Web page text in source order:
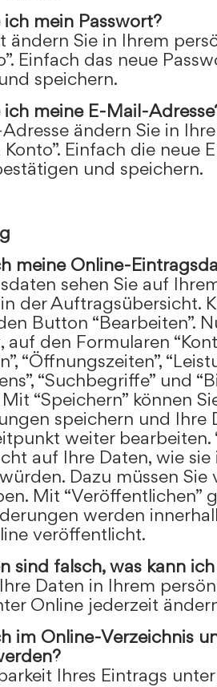
mein Passwort?
ändern Sie in Ihrem
Einfach das neue
speichern.
meine E-Mail-
ändern Sie in
Konto”. Einfach die neue
und speichern.
meine Online-
sehen Sie auf
der Auftragsübersicht.
Button “Bearbeiten”.
auf den Formularen
“Öffnungszeiten”,
“Suchbegriffe” und
“Speichern” können
speichern und Ihre
weiter bearbeiten.
auf Ihre Daten, wie
Dazu müssen Sie
Mit “Veröffentlichen”
werden
veröffentlicht.
sind falsch, was kann
Daten in Ihrem
Online jederzeit
im Online-Verzeichnis
Ihres Eintrags